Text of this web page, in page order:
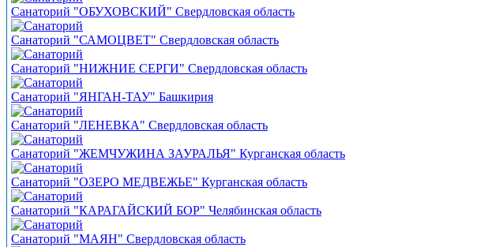
Санаторий "ОБУХОВСКИЙ" Свердловская область
Санаторий "САМОЦВЕТ" Свердловская область
Санаторий "НИЖНИЕ СЕРГИ" Свердловская область
Санаторий "ЯНГАН-ТАУ" Башкирия
Санаторий "ЛЕНЕВКА" Свердловская область
Санаторий "ЖЕМЧУЖИНА ЗАУРАЛЬЯ" Курганская область
Санаторий "ОЗЕРО МЕДВЕЖЬЕ" Курганская область
Санаторий "КАРАГАЙСКИЙ БОР" Челябинская область
Санаторий "МАЯН" Свердловская область